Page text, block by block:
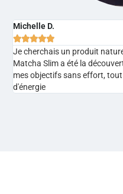
Michelle D.

Je cherchais un produit
Matcha Slim a été la
mes objectifs sans effort,
d'énergie